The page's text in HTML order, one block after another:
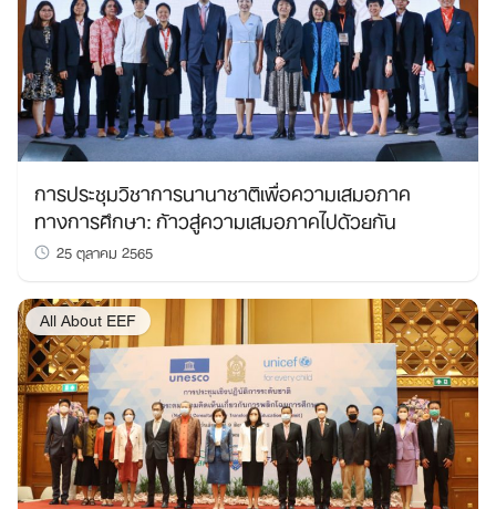
การประชุมวิชาการนานาชาติเพื่อความเสมอภาค
ทางการศึกษา: ก้าวสู่ความเสมอภาคไปด้วยกัน
25 ตุลาคม 2565
All About EEF